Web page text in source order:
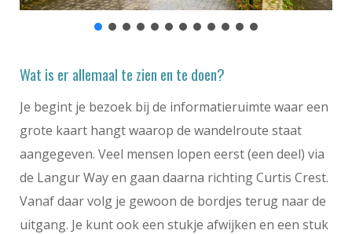
Wat is er allemaal te zien en te doen?
Je begint je bezoek bij de informatieruimte waar een
grote kaart hangt waarop de wandelroute staat
aangegeven. Veel mensen lopen eerst (een deel) via
de Langur Way en gaan daarna richting Curtis Crest.
Vanaf daar volg je gewoon de bordjes terug naar de
uitgang. Je kunt ook een stukje afwijken en een stuk